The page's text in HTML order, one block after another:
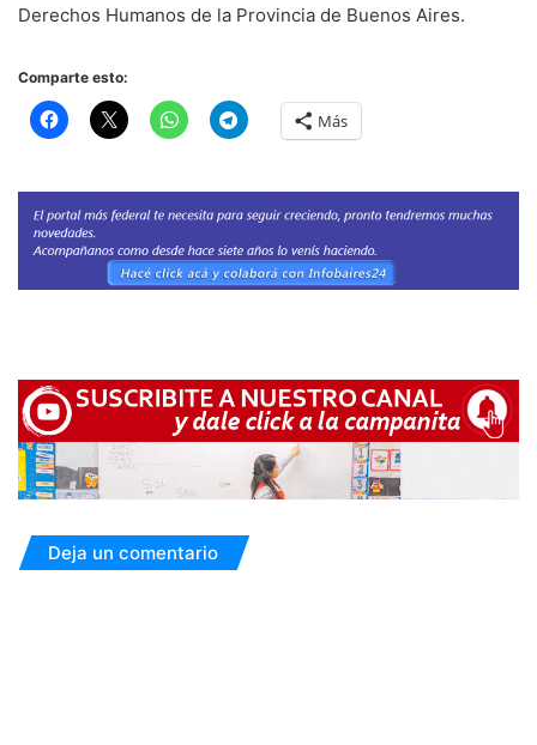
Derechos Humanos de la Provincia de Buenos Aires.
Comparte esto:
Más
Deja un comentario